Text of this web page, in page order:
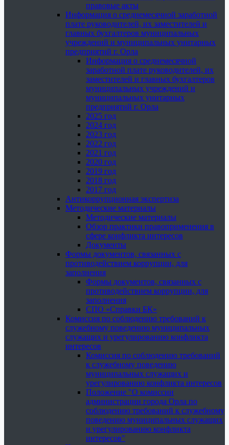
правовые акты
Информация о среднемесячной заработной
плате руководителей, их заместителей и
главных бухгалтеров муниципальных
учреждений и муниципальных унитарных
предприятий г. Орла
Информация о среднемесячной
заработной плате руководителей, их
заместителей и главных бухгалтеров
муниципальных учреждений и
муниципальных унитарных
предприятий г. Орла
2025 год
2024 год
2023 год
2022 год
2021 год
2020 год
2019 год
2018 год
2017 год
Антикоррупционная экспертиза
Методические материалы
Методические материалы
Обзор практики правоприменения в
сфере конфликта интересов
Документы
Формы документов, связанных с
противодействием коррупции, для
заполнения
Формы документов, связанных с
противодействием коррупции, для
заполнения
СПО «Справки БК»
Комиссия по соблюдению требований к
служебному поведению муниципальных
служащих и урегулированию конфликта
интересов
Комиссия по соблюдению требований
к служебному поведению
муниципальных служащих и
урегулированию конфликта интересов
Положение "О комиссии
администрации города Орла по
соблюдению требований к служебному
поведению муниципальных служащих
и урегулированию конфликта
интересов"